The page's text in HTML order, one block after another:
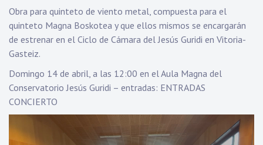
Obra para quinteto de viento metal, compuesta para el
quinteto Magna Boskotea y que ellos mismos se encargarán
de estrenar en el Ciclo de Cámara del Jesús Guridi en Vitoria-
Gasteiz.
Domingo 14 de abril, a las 12:00 en el Aula Magna del
Conservatorio Jesús Guridi – entradas: ENTRADAS
CONCIERTO
de